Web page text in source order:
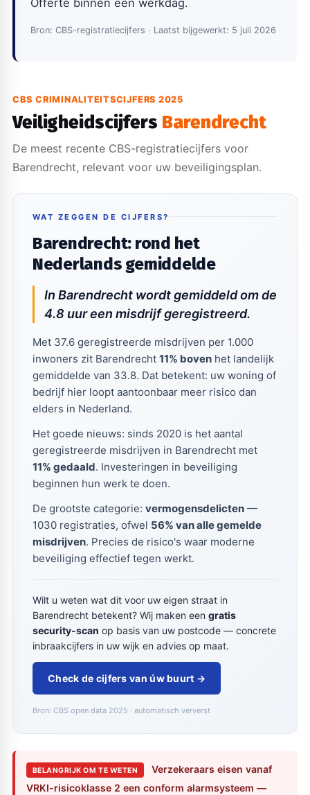
Offerte binnen één werkdag.
Bron: CBS-registratiecijfers · Laatst bijgewerkt: 5 juli 2026
CBS CRIMINALITEITSCIJFERS 2025
Veiligheidscijfers Barendrecht
De meest recente CBS-registratiecijfers voor
Barendrecht, relevant voor uw beveiligingsplan.
WAT ZEGGEN DE CIJFERS?
Barendrecht: rond het
Nederlands gemiddelde
In Barendrecht wordt gemiddeld om de
4.8 uur een misdrijf geregistreerd.
Met 37.6 geregistreerde misdrijven per 1.000
inwoners zit Barendrecht 11% bovenhet landelijk
gemiddelde van 33.8. Dat betekent: uw woning of
bedrijf hier loopt aantoonbaar meer risico dan
elders in Nederland.
Het goede nieuws: sinds 2020 is het aantal
geregistreerde misdrijven in Barendrecht met
11% gedaald. Investeringen in beveiliging
beginnen hun werk te doen.
De grootste categorie: vermogensdelicten—
1030 registraties, ofwel 56% van alle gemelde
misdrijven. Precies de risico's waar moderne
beveiliging effectief tegen werkt.
Wilt u weten wat dit voor uw eigen straat in
Barendrecht betekent? Wij maken een gratis
security-scan op basis van uw postcode — concrete
inbraakcijfers in uw wijk en advies op maat.
Check de cijfers van úw buurt →
Bron: CBS open data 2025 · automatisch ververst
BELANGRIJK OM TE WETEN
Verzekeraars eisen vanaf
VRKI-risicoklasse 2 een conform alarmsysteem —